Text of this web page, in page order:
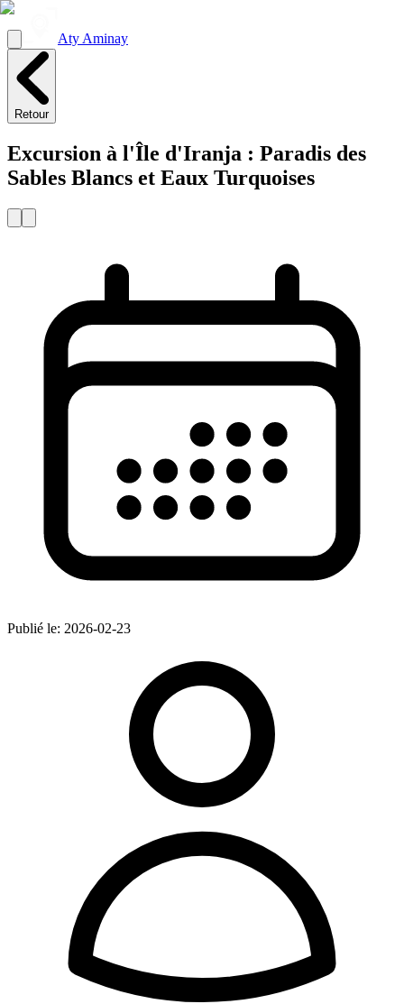
Aty Aminay
Retour
Excursion à l'Île d'Iranja : Paradis des
Sables Blancs et Eaux Turquoises
Publié le: 2026-02-23